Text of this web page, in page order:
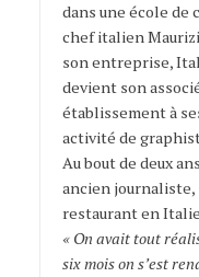
dans une école de
chef italien
son entreprise,
devient son
établissement à
activité de
Au bout de deux
ancien
restaurant en
« On avait tout
six mois on s’est